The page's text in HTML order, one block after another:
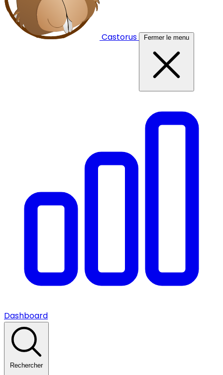
Castorus Fermer le menu
Dashboard
Rechercher